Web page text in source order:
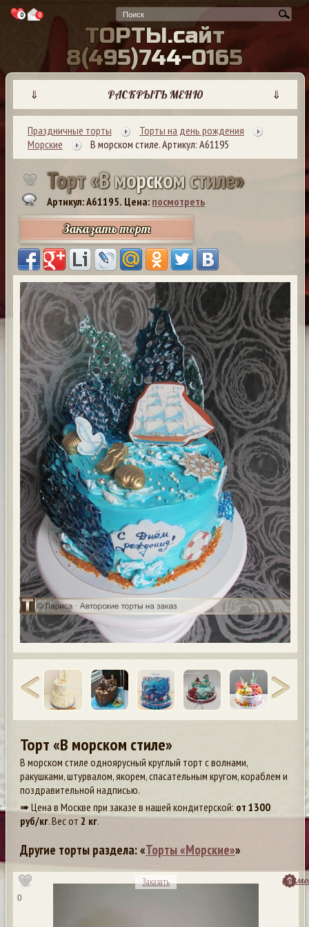
0 0
ТОРТЫ.сайт
8(495)744-0165
⇓ РАСКРЫТЬ МЕНЮ ⇓
Праздничные торты
Торты на день рождения
Морские
В морском стиле. Артикул: А61195
Торт«Вморскомстиле»
Артикул: A61195. Цена: посмотреть
Заказать торт
Торт «В морском стиле»
В морском стиле одноярусный круглый торт с волнами,
ракушками, штурвалом, якорем, спасательным кругом, кораблем и
поздравительной надписью.
➠ Цена в Москве при заказе в нашей кондитерской: от 1300
руб/кг. Вес от 2 кг.
Другие торты раздела: «Торты «Морские»»
0
Заказать